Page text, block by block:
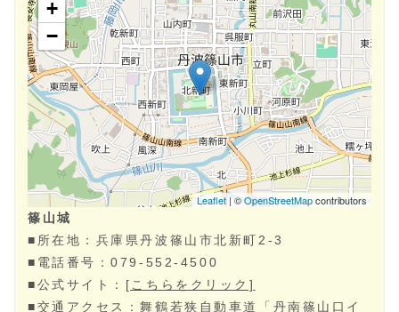
現在の篠山城は国史跡に指定され、「日本100名城」の
1つでもあります。天守はもともと築造されてはいませ
んでしたが、戦前に焼失した二の丸の「大書院」は平成
12年（2000）に復元され、一般に公開されています。